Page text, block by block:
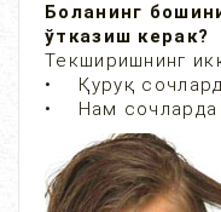
Боланинг
ўтказиш керак?
Текширишнинг
• Қуруқ
• Нам сочларда